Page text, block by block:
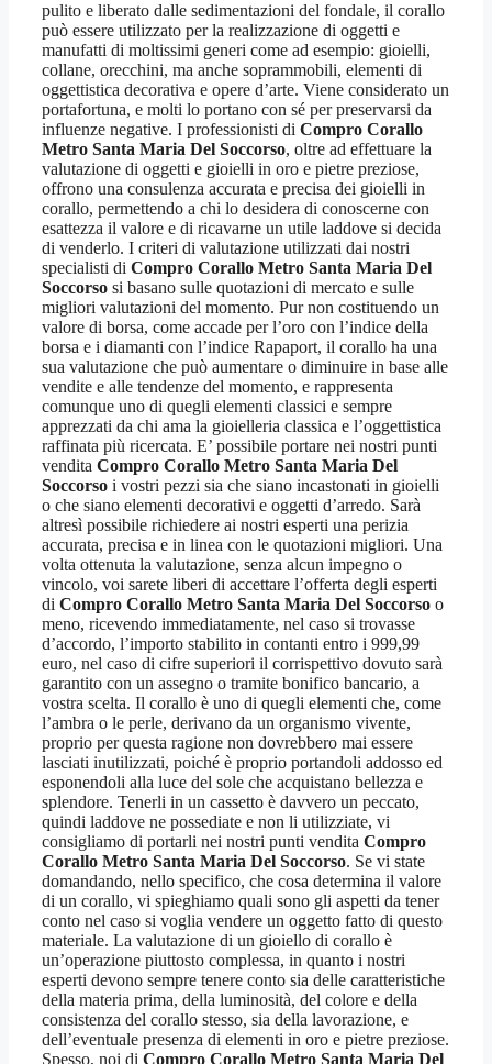
pulito e liberato dalle sedimentazioni del fondale, il corallo
può essere utilizzato per la realizzazione di oggetti e
manufatti di moltissimi generi come ad esempio: gioielli,
collane, orecchini, ma anche soprammobili, elementi di
oggettistica decorativa e opere d’arte. Viene considerato un
portafortuna, e molti lo portano con sé per preservarsi da
influenze negative. I professionisti di Compro Corallo
Metro Santa Maria Del Soccorso, oltre ad effettuare la
valutazione di oggetti e gioielli in oro e pietre preziose,
offrono una consulenza accurata e precisa dei gioielli in
corallo, permettendo a chi lo desidera di conoscerne con
esattezza il valore e di ricavarne un utile laddove si decida
di venderlo. I criteri di valutazione utilizzati dai nostri
specialisti di Compro Corallo Metro Santa Maria Del
Soccorso si basano sulle quotazioni di mercato e sulle
migliori valutazioni del momento. Pur non costituendo un
valore di borsa, come accade per l’oro con l’indice della
borsa e i diamanti con l’indice Rapaport, il corallo ha una
sua valutazione che può aumentare o diminuire in base alle
vendite e alle tendenze del momento, e rappresenta
comunque uno di quegli elementi classici e sempre
apprezzati da chi ama la gioielleria classica e l’oggettistica
raffinata più ricercata. E’ possibile portare nei nostri punti
vendita Compro Corallo Metro Santa Maria Del
Soccorso i vostri pezzi sia che siano incastonati in gioielli
o che siano elementi decorativi e oggetti d’arredo. Sarà
altresì possibile richiedere ai nostri esperti una perizia
accurata, precisa e in linea con le quotazioni migliori. Una
volta ottenuta la valutazione, senza alcun impegno o
vincolo, voi sarete liberi di accettare l’offerta degli esperti
di Compro Corallo Metro Santa Maria Del Soccorso o
meno, ricevendo immediatamente, nel caso si trovasse
d’accordo, l’importo stabilito in contanti entro i 999,99
euro, nel caso di cifre superiori il corrispettivo dovuto sarà
garantito con un assegno o tramite bonifico bancario, a
vostra scelta. Il corallo è uno di quegli elementi che, come
l’ambra o le perle, derivano da un organismo vivente,
proprio per questa ragione non dovrebbero mai essere
lasciati inutilizzati, poiché è proprio portandoli addosso ed
esponendoli alla luce del sole che acquistano bellezza e
splendore. Tenerli in un cassetto è davvero un peccato,
quindi laddove ne possediate e non li utilizziate, vi
consigliamo di portarli nei nostri punti vendita Compro
Corallo Metro Santa Maria Del Soccorso. Se vi state
domandando, nello specifico, che cosa determina il valore
di un corallo, vi spieghiamo quali sono gli aspetti da tener
conto nel caso si voglia vendere un oggetto fatto di questo
materiale. La valutazione di un gioiello di corallo è
un’operazione piuttosto complessa, in quanto i nostri
esperti devono sempre tenere conto sia delle caratteristiche
della materia prima, della luminosità, del colore e della
consistenza del corallo stesso, sia della lavorazione, e
dell’eventuale presenza di elementi in oro e pietre preziose.
Spesso, noi di Compro Corallo Metro Santa Maria Del